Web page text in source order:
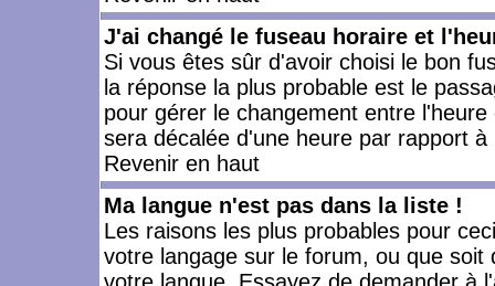
J'ai changé le fuseau horaire et
Si vous êtes sûr d'avoir choisi le bon
la réponse la plus probable est le
pour gérer le changement entre
sera décalée d'une heure par rapport à
Revenir en haut
Ma langue n'est pas dans la liste !
Les raisons les plus probables pour
votre langage sur le forum, ou que